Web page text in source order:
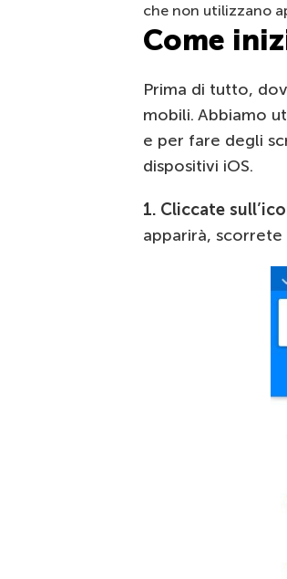
che non utilizzano
Come
Prima di tutto,
mobili. Abbiamo
e per fare degli
dispositivi iOS.
1. Cliccate
apparirà, scorrete